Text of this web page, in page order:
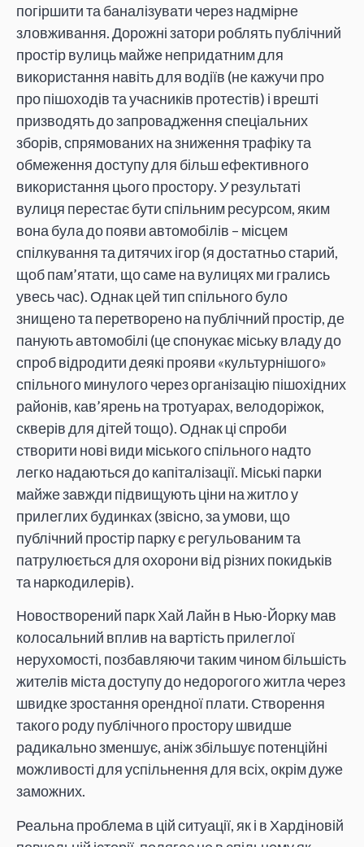
погіршити та баналізувати через надмірне
зловживання. Дорожні затори роблять публічний
простір вулиць майже непридатним для
використання навіть для водіїв (не кажучи про
про пішоходів та учасників протестів) і врешті
призводять до запровадження спеціальних
зборів, спрямованих на зниження трафіку та
обмеження доступу для більш ефективного
використання цього простору. У результаті
вулиця перестає бути спільним ресурсом, яким
вона була до появи автомобілів – місцем
спілкування та дитячих ігор (я достатньо старий,
щоб пам’ятати, що саме на вулицях ми грались
увесь час). Однак цей тип спільного було
знищено та перетворено на публічний простір, де
панують автомобілі (це спонукає міську владу до
спроб відродити деякі прояви «культурнішого»
спільного минулого через організацію пішохідних
районів, кав’ярень на тротуарах, велодоріжок,
скверів для дітей тощо). Однак ці спроби
створити нові види міського спільного надто
легко надаються до капіталізації. Міські парки
майже завжди підвищують ціни на житло у
прилеглих будинках (звісно, за умови, що
публічний простір парку є регульованим та
патрулюється для охорони від різних покидьків
та наркодилерів).
Новостворений парк Хай Лайн в Нью-Йорку мав
колосальний вплив на вартість прилеглої
нерухомості, позбавляючи таким чином більшість
жителів міста доступу до недорогого житла через
швидке зростання орендної плати. Створення
такого роду публічного простору швидше
радикально зменшує, аніж збільшує потенційні
можливості для успільнення для всіх, окрім дуже
заможних.
Реальна проблема в цій ситуації, як і в Хардіновій